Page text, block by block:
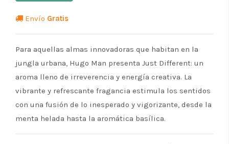
Envío Gratis
Para aquellas almas innovadoras que habitan en la
jungla urbana, Hugo Man presenta Just Different: un
aroma lleno de irreverencia y energía creativa. La
vibrante y refrescante fragancia estimula los sentidos
con una fusión de lo inesperado y vigorizante, desde la
menta helada hasta la aromática basílica.